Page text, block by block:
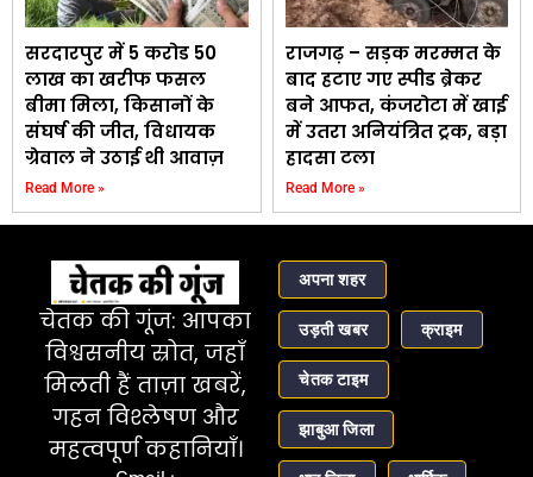
सरदारपुर में 5 करोड 50
लाख का खरीफ फसल
बीमा मिला, किसानों के
संघर्ष की जीत, विधायक
ग्रेवाल ने उठाई थी आवाज़
Read More »
राजगढ़ – सड़क मरम्मत के
बाद हटाए गए स्पीड ब्रेकर
बने आफत, कंजरोटा में खाई
में उतरा अनियंत्रित ट्रक, बड़ा
हादसा टला
Read More »
चेतक की गूंज: आपका
विश्वसनीय स्रोत, जहाँ
मिलती हैं ताज़ा खबरें,
गहन विश्लेषण और
महत्वपूर्ण कहानियाँ।
अपना शहर
उड़ती खबर क्राइम
चेतक टाइम
झाबुआ जिला